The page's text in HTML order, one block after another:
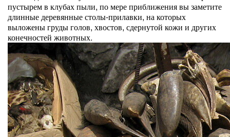
пустырем в клубах пыли, по мере приближения вы заметите
длинные деревянные столы-прилавки, на которых
выложены груды голов, хвостов, сдернутой кожи и других
конечностей животных.